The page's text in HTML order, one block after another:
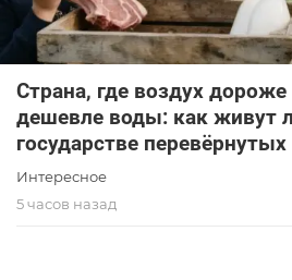
Страна, где воздух
дешевле воды: как живут
государстве
Интересное
5 часов назад